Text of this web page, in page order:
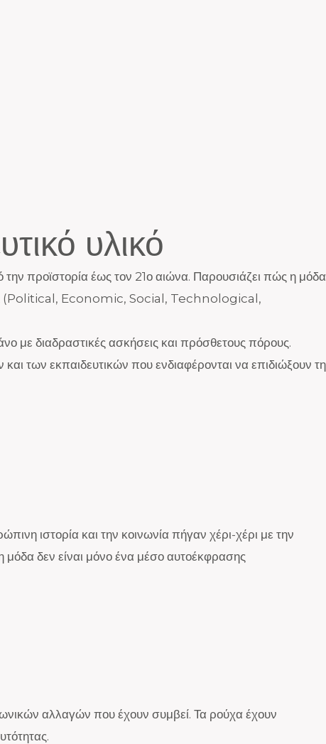
υλικό
την προϊστορία έως τον 21ο αιώνα. Παρουσιάζει πώς η μόδα
(Political, Economic, Social, Technological,
με διαδραστικές ασκήσεις και πρόσθετους πόρους.
των εκπαιδευτικών που ενδιαφέρονται να επιδιώξουν τη
ιστορία και την κοινωνία πήγαν χέρι-χέρι με την
μόδα δεν είναι μόνο ένα μέσο αυτοέκφρασης
αλλαγών που έχουν συμβεί. Τα ρούχα έχουν